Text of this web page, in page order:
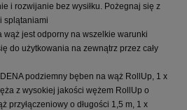
i rozwijanie bez wysiłku. Pożegnaj się z
splątaniami
wąż jest odporny na wszelkie warunki
do użytkowania na zewnątrz przez cały
podziemny bęben na wąż RollUp, 1 x
z wysokiej jakości wężem RollUp o
przyłączeniowy o długości 1,5 m, 1 x